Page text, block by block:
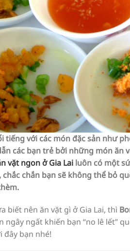
tiếng với các món đặc sản như
các bạn trẻ bởi những món ăn
vặt ngon ở Gia Lai luôn có một
chắc chắn bạn sẽ không thể bỏ
biết nên ăn vặt gì ở Gia Lai, thì
ngây ngất khiến bạn “no lê lết”
đây bạn nhé!